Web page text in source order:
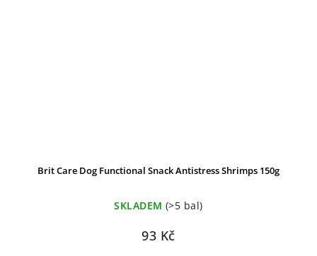
Brit Care Dog Functional Snack Antistress Shrimps 150g
SKLADEM (>5 bal)
93 Kč